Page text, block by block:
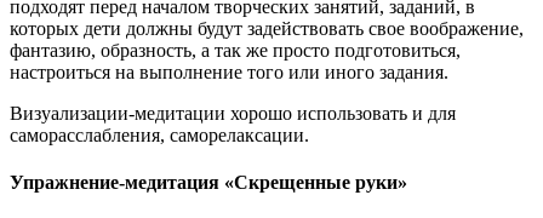
подходят перед началом творческих занятий, заданий, в
которых дети должны будут задействовать свое воображение,
фантазию, образность, а так же просто подготовиться,
настроиться на выполнение того или иного задания.
Визуализации-медитации хорошо использовать и для
саморасслабления, саморелаксации.
Упражнение-медитация «Скрещенные руки»